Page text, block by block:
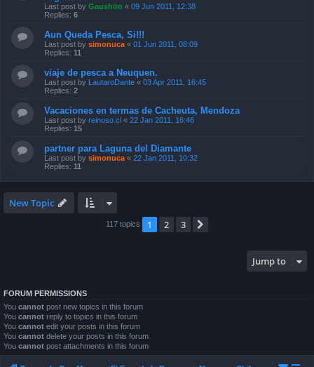
Last post by Gaushito « 09 Jun 2011, 12:38
Replies: 6
Aun Queda Pesca, Si!!!
Last post by simonuca « 01 Jun 2011, 08:09
Replies: 11
viaje de pesca a Neuquen.
Last post by LautaroDante « 03 Apr 2011, 16:45
Replies: 2
Vacaciones en termas de Cacheuta, Mendoza
Last post by reinoso.cl « 22 Jan 2011, 16:46
Replies: 15
partner para Laguna del Diamante
Last post by simonuca « 22 Jan 2011, 10:32
Replies: 11
New Topic
117 topics 1 2 3
Jump to
FORUM PERMISSIONS
You cannot post new topics in this forum
You cannot reply to topics in this forum
You cannot edit your posts in this forum
You cannot delete your posts in this forum
You cannot post attachments in this forum